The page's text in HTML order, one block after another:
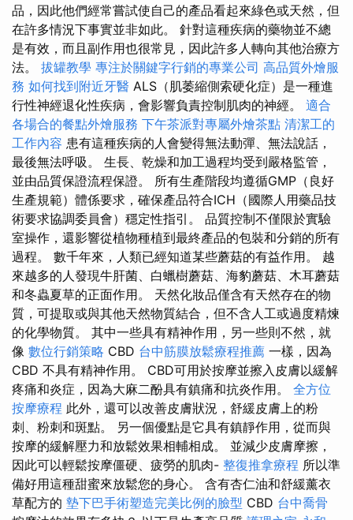
品，因此他們經常嘗試使自己的產品看起來綠色或天然，但
在許多情況下事實並非如此。 針對這種疾病的藥物並不總
是有效，而且副作用也很常見，因此許多人轉向其他治療方
法。 拔罐教學 專注於關鍵字行銷的專業公司 高品質外燴服
務 如何找到附近牙醫 ALS（肌萎縮側索硬化症）是一種進
行性神經退化性疾病，會影響負責控制肌肉的神經。 適合
各場合的餐點外燴服務 下午茶派對專屬外燴茶點 清潔工的
工作內容 患有這種疾病的人會變得無法動彈、無法說話，
最後無法呼吸。 生長、乾燥和加工過程均受到嚴格監管，
並由品質保證流程保證。 所有生產階段均遵循GMP（良好
生產規範）體係要求，確保產品符合ICH（國際人用藥品技
術要求協調委員會）穩定性指引。 品質控制不僅限於實驗
室操作，還影響從植物種植到最終產品的包裝和分銷的所有
過程。 數千年來，人類已經知道某些蘑菇的有益作用。 越
來越多的人發現牛肝菌、白蠟樹蘑菇、海豹蘑菇、木耳蘑菇
和冬蟲夏草的正面作用。 天然化妝品僅含有天然存在的物
質，可提取或與其他天然物質結合，但不含人工或過度精煉
的化學物質。 其中一些具有精神作用，另一些則不然，就
像 數位行銷策略 CBD 台中筋膜放鬆療程推薦 一樣，因為
CBD 不具有精神作用。 CBD可用於按摩並擦入皮膚以緩解
疼痛和炎症，因為大麻二酚具有鎮痛和抗炎作用。 全方位
按摩療程 此外，還可以改善皮膚狀況，舒緩皮膚上的粉
刺、粉刺和斑點。 另一個優點是它具有鎮靜作用，從而與
按摩的緩解壓力和放鬆效果相輔相成。 並減少皮膚摩擦，
因此可以輕鬆按摩僵硬、疲勞的肌肉- 整復推拿療程 所以準
備好用這種甜蜜來放鬆您的身心。 含有杏仁油和舒緩薰衣
草配方的 墊下巴手術塑造完美比例的臉型 CBD 台中喬骨